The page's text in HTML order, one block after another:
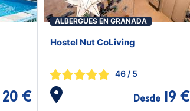
20 €
ALBERGUES EN GRANADA
Hostel Nut CoLiving
46/ 5
Desde 19 €